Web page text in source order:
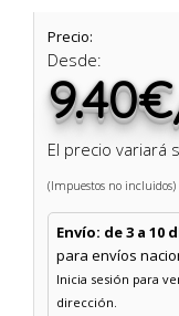
Precio:
Desde:
El precio variará
(Impuestos no incluidos)
Envío: de 3 a 10
para envíos
Inicia sesión para
dirección.